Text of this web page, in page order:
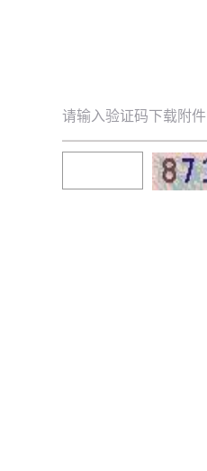
请输入验证码下载附件